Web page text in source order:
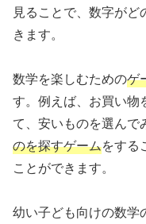
見ることで、数字が
きます。
数学を楽しむためのゲ
す。例えば、お買い物
て、安いものを選んで
のを探すゲームをする
ことができます。
幼い子ども向けの数学